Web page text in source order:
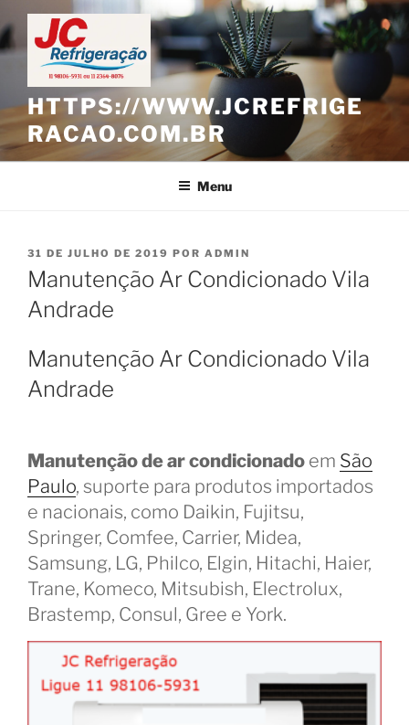
Pular
para
o
conteúdo
HTTPS://WWW.JCREFRIGE
RACAO.COM.BR
Menu
PUBLICADO
EM
31 DE JULHO DE 2019 POR ADMIN
Manutenção Ar Condicionado Vila
Andrade
Manutenção Ar Condicionado Vila
Andrade
Manutenção de ar condicionado em São
Paulo, suporte para produtos importados
e nacionais, como Daikin, Fujitsu,
Springer, Comfee, Carrier, Midea,
Samsung, LG, Philco, Elgin, Hitachi, Haier,
Trane, Komeco, Mitsubish, Electrolux,
Brastemp, Consul, Gree e York.